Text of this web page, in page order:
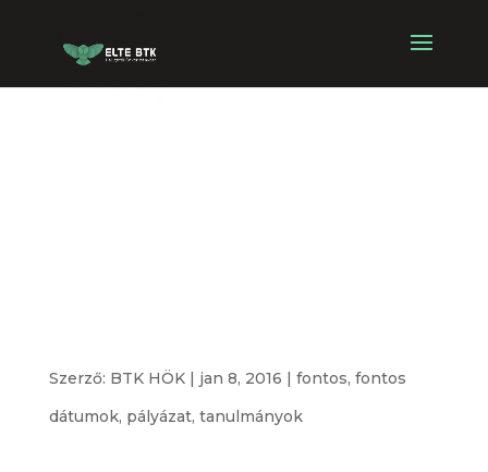
Szerző: BTK HÖK| jan 8, 2016 | fontos, fontos
dátumok, pályázat, tanulmányok